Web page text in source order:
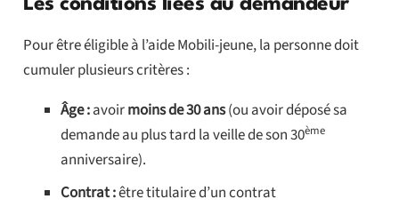
Les conditions liées au demandeur
Pour être éligible à l’aide Mobili-jeune, la personne doit
cumuler plusieurs critères :
Âge :avoirmoins de 30 ans(ou avoir déposé sa
demande au plus tard la veille de son 30ème
anniversaire).
Contrat :être titulaire d’un contrat